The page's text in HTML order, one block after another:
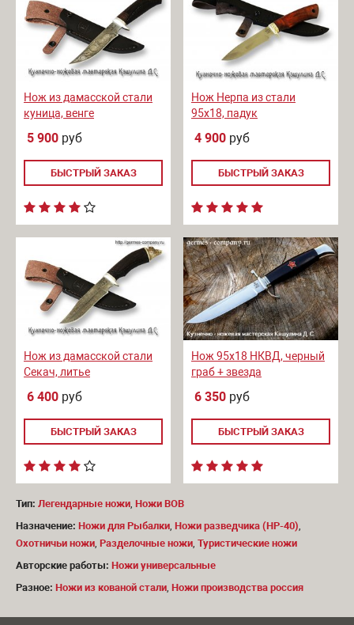
Нож из дамасской стали
куница, венге
5 900 руб
БЫСТРЫЙ ЗАКАЗ
Нож Нерпа из стали
95х18, падук
4 900 руб
БЫСТРЫЙ ЗАКАЗ
Нож из дамасской стали
Секач, литье
6 400 руб
БЫСТРЫЙ ЗАКАЗ
Нож 95х18 НКВД, черный
граб + звезда
6 350 руб
БЫСТРЫЙ ЗАКАЗ
Тип: Легендарные ножи, Ножи ВОВ
Назначение: Ножи для Рыбалки, Ножи разведчика (НР-40),
Охотничьи ножи, Разделочные ножи, Туристические ножи
Авторские работы: Ножи универсальные
Разное: Ножи из кованой стали, Ножи производства россия